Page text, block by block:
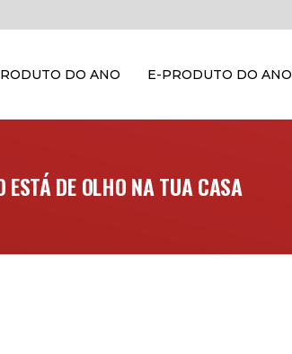
DO ANO E-PRODUTO DO ANO
DE OLHO NA TUA CASA